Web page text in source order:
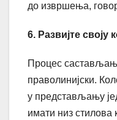
до извршења,
6. Развијте своју
Процес
праволинијски.
у представљању
имати низ стилова